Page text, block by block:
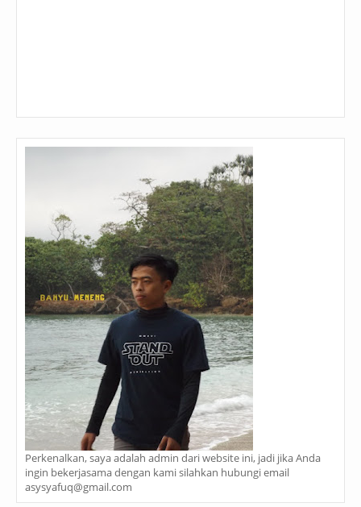
Perkenalkan, saya adalah admin dari website ini, jadi jika Anda
ingin bekerjasama dengan kami silahkan hubungi email
asysyafuq@gmail.com